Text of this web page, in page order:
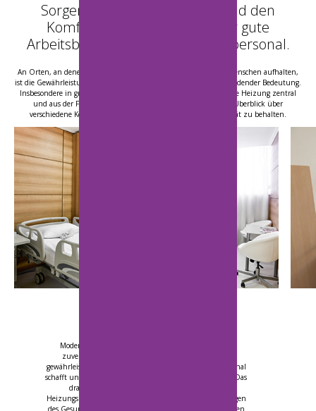
Sorgen Sie für die Sicherheit und den
Komfort Ihrer Kunden und für gute
Arbeitsbedingungen für Ihr Fachpersonal.
An Orten, an denen sich kranke oder anderweitig geschwächte Menschen aufhalten,
ist die Gewährleistung einer angenehmen Umgebung von entscheidender Bedeutung.
Insbesondere in größeren Einrichtungen ist es äußerst wichtig, die Heizung zentral
und aus der Ferne steuern zu können und gleichzeitig den Überblick über
verschiedene Kennwerte der Raumluft- und Innenraumqualität zu behalten.
Moderne Gesundheitseinrichtungen benötigen eine
zuverlässige Lösung, die den Komfort der Patienten
gewährleistet, optimale Arbeitsbedingungen für das Personal
schafft und gleichzeitig den Energieverbrauch reduziert. Das
drahtlose IQRC-System bietet eine intelligente
Heizungszonenregelung, die speziell auf die Anforderungen
des Gesundheitswesens zugeschnitten ist – von Arztpraxen